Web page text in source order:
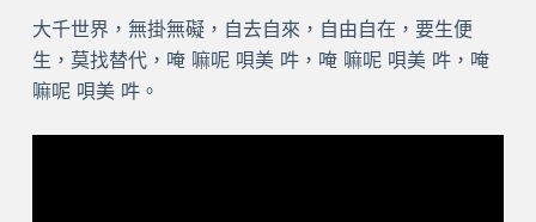
大千世界，無掛無礙，自去自來，自由自在，要生便
生，莫找替代，唵 嘛呢 唄美 吽，唵 嘛呢 唄美 吽，唵
嘛呢 唄美 吽。